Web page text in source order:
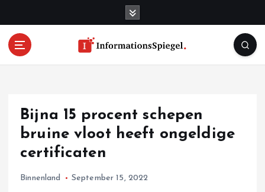
Bijna 15 procent schepen
bruine vloot heeft ongeldige
certificaten
Binnenland September 15, 2022